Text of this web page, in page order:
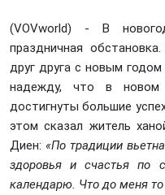
(VOVworld) - В
праздничная
друг друга с новым
надежду, что в новом
достигнуты большие
этом сказал житель
Диен: «По традиции
здоровья и счастья по
календарю. Что до меня